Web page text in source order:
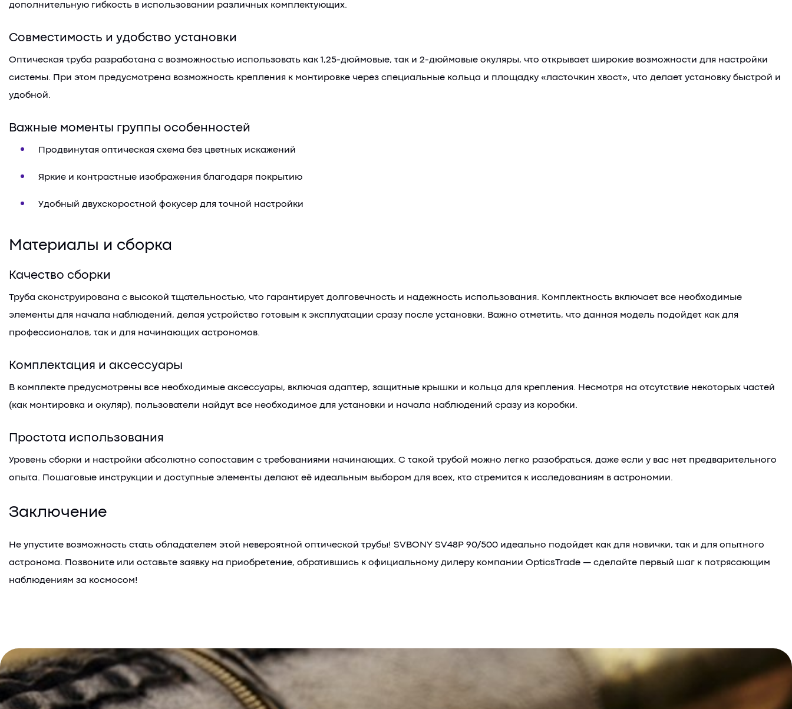
дополнительную гибкость в использовании различных комплектующих.
Совместимость и удобство установки
Оптическая труба разработана с возможностью использовать как 1,25-дюймовые, так и 2-дюймовые окуляры, что открывает широкие возможности для настройки
системы. При этом предусмотрена возможность крепления к монтировке через специальные кольца и площадку «ласточкин хвост», что делает установку быстрой и
удобной.
Важные моменты группы особенностей
Продвинутая оптическая схема без цветных искажений
Яркие и контрастные изображения благодаря покрытию
Удобный двухскоростной фокусер для точной настройки
Материалы и сборка
Качество сборки
Труба сконструирована с высокой тщательностью, что гарантирует долговечность и надежность использования. Комплектность включает все необходимые
элементы для начала наблюдений, делая устройство готовым к эксплуатации сразу после установки. Важно отметить, что данная модель подойдет как для
профессионалов, так и для начинающих астрономов.
Комплектация и аксессуары
В комплекте предусмотрены все необходимые аксессуары, включая адаптер, защитные крышки и кольца для крепления. Несмотря на отсутствие некоторых частей
(как монтировка и окуляр), пользователи найдут все необходимое для установки и начала наблюдений сразу из коробки.
Простота использования
Уровень сборки и настройки абсолютно сопоставим с требованиями начинающих. С такой трубой можно легко разобраться, даже если у вас нет предварительного
опыта. Пошаговые инструкции и доступные элементы делают её идеальным выбором для всех, кто стремится к исследованиям в астрономии.
Заключение
Не упустите возможность стать обладателем этой невероятной оптической трубы! SVBONY SV48P 90/500 идеально подойдет как для новички, так и для опытного
астронома. Позвоните или оставьте заявку на приобретение, обратившись к официальному дилеру компании OpticsTrade — сделайте первый шаг к потрясающим
наблюдениям за космосом!